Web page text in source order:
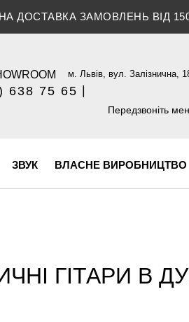
ПРИ ОПЛАТІ БАНКІВСЬКОЮ
м. Львів, вул. Залізнична,
638 75 65
(096) 609 84
Передзвоніть
ЗВУК ВЛАСНЕ ВИРОБНИЦТВО
ГІТАРИ В